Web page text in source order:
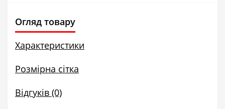
Огляд товару
Характеристики
Розмірна сітка
Відгуків (0)